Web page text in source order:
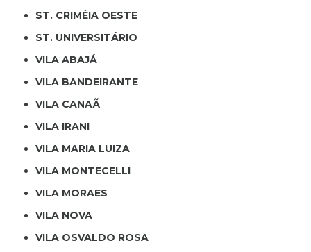
ST. CRIMÉIA OESTE
ST. UNIVERSITÁRIO
VILA ABAJÁ
VILA BANDEIRANTE
VILA CANAÃ
VILA IRANI
VILA MARIA LUIZA
VILA MONTECELLI
VILA MORAES
VILA NOVA
VILA OSVALDO ROSA